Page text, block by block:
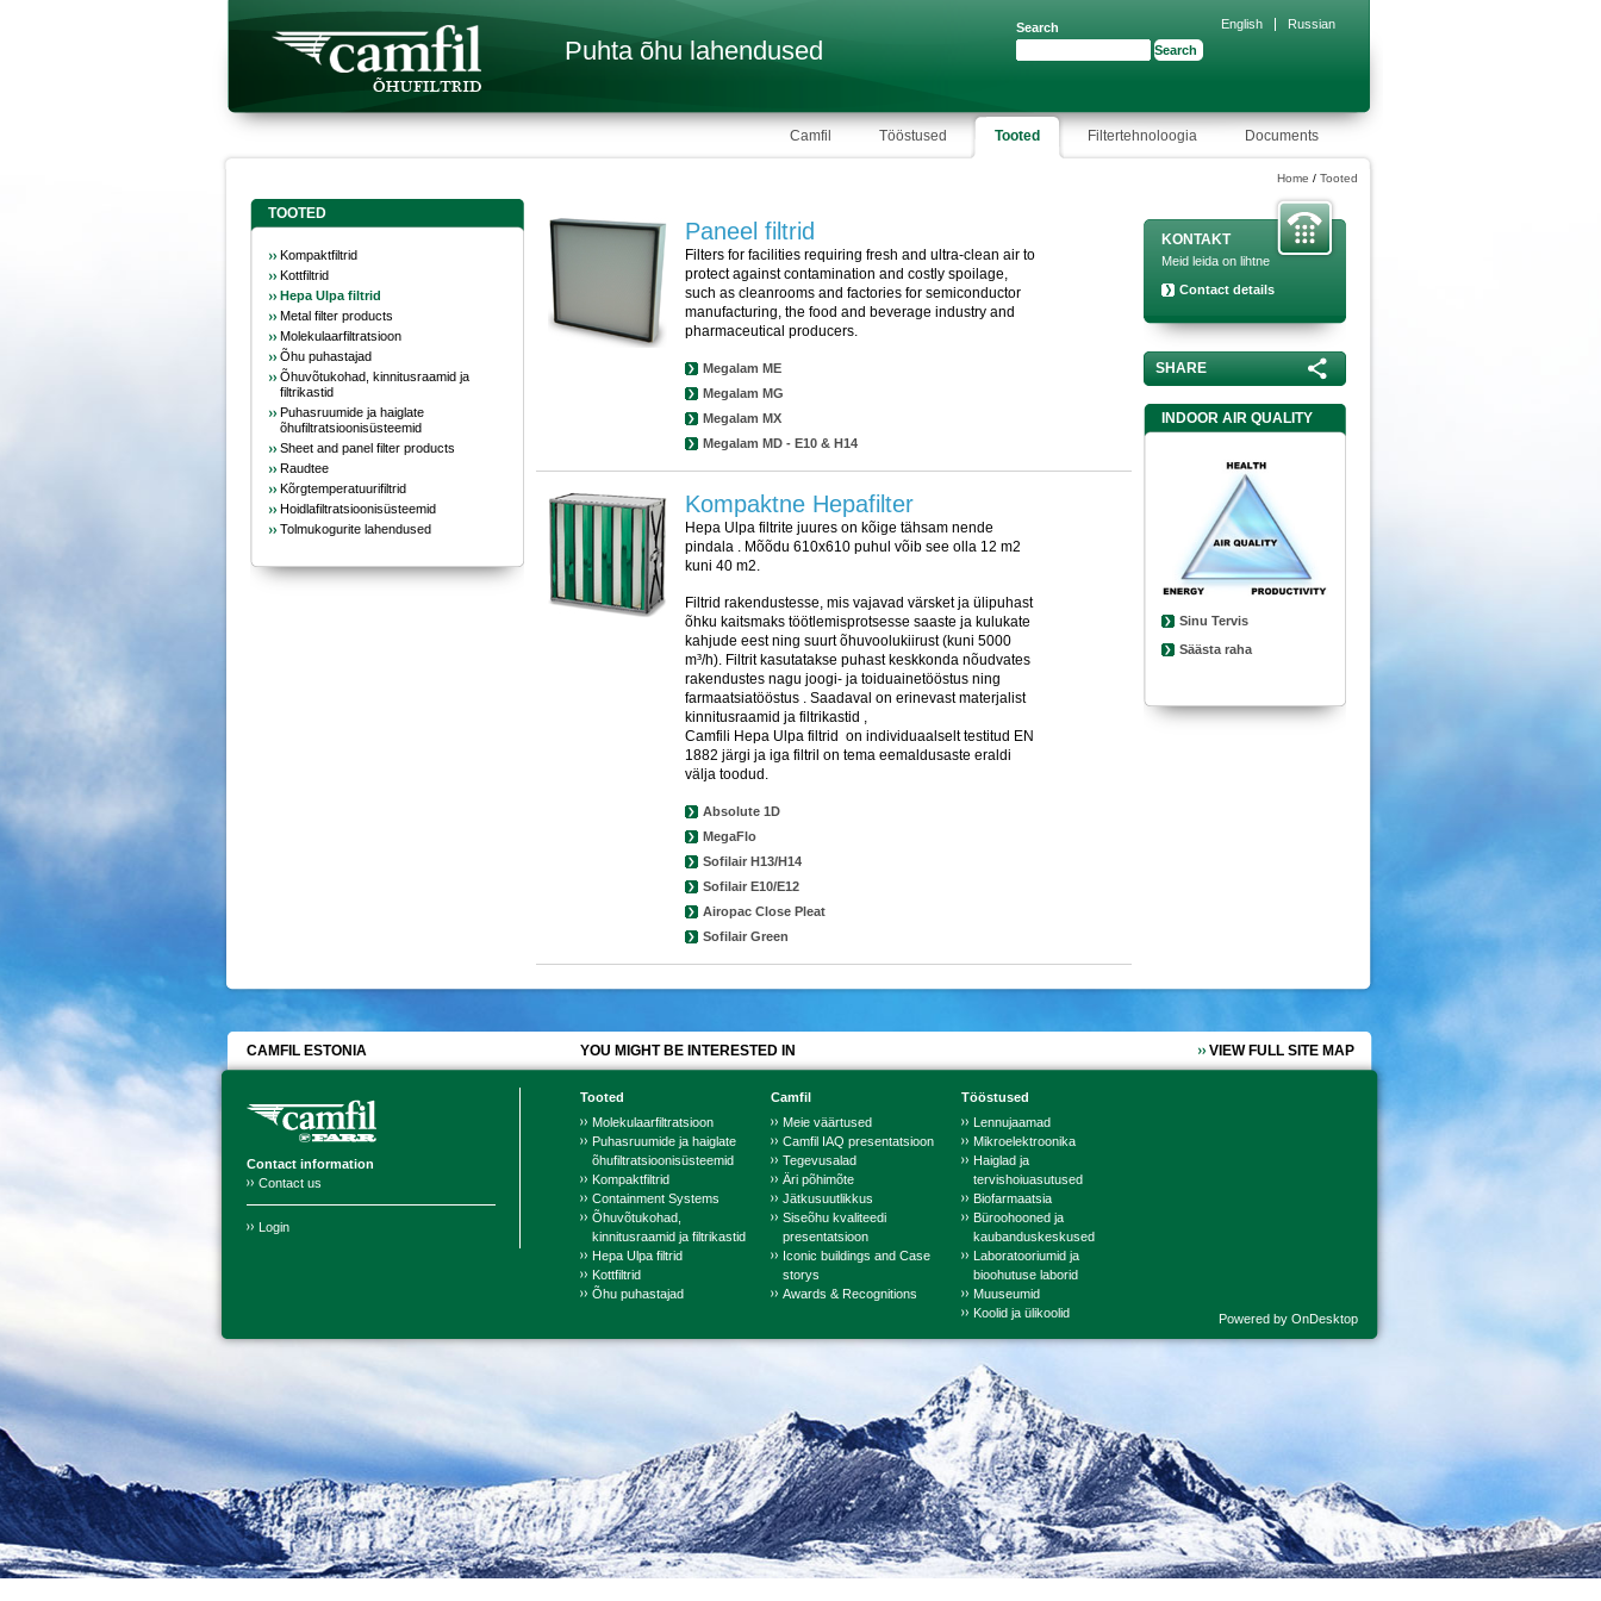
Puhta õhu lahendused
English Russian
Search
Search form
Camfil Tööstused Tooted Filtertehnoloogia Documents
Home / Tooted
TOOTED
Kompaktfiltrid
Kottfiltrid
Hepa Ulpa filtrid
Metal filter products
Molekulaarfiltratsioon
Õhu puhastajad
Õhuvõtukohad, kinnitusraamid ja
filtrikastid
Puhasruumide ja haiglate
õhufiltratsioonisüsteemid
Sheet and panel filter products
Raudtee
Kõrgtemperatuurifiltrid
Hoidlafiltratsioonisüsteemid
Tolmukogurite lahendused
Paneel filtrid
Filters for facilities requiring fresh and ultra-clean air to
protect against contamination and costly spoilage,
such as cleanrooms and factories for semiconductor
manufacturing, the food and beverage industry and
pharmaceutical producers.
Megalam ME
Megalam MG
Megalam MX
Megalam MD - E10 & H14
Kompaktne Hepafilter
Hepa Ulpa filtrite juures on kõige tähsam nende
pindala . Mõõdu 610x610 puhul võib see olla 12 m2
kuni 40 m2.
Filtrid rakendustesse, mis vajavad värsket ja ülipuhast
õhku kaitsmaks töötlemisprotsesse saaste ja kulukate
kahjude eest ning suurt õhuvoolukiirust (kuni 5000
m³/h). Filtrit kasutatakse puhast keskkonda nõudvates
rakendustes nagu joogi- ja toiduainetööstus ning
farmaatsiatööstus . Saadaval on erinevast materjalist
kinnitusraamid ja filtrikastid ,
Camfili Hepa Ulpa filtrid on individuaalselt testitud EN
1882 järgi ja iga filtril on tema eemaldusaste eraldi
välja toodud.
Absolute 1D
MegaFlo
Sofilair H13/H14
Sofilair E10/E12
Airopac Close Pleat
Sofilair Green
KONTAKT
Meid leida on lihtne
Contact details
SHARE
INDOOR AIR QUALITY
Sinu Tervis
Säästa raha
CAMFIL ESTONIA
Contact information
Contact us
Login
YOU MIGHT BE INTERESTED IN
Tooted
Molekulaarfiltratsioon
Puhasruumide ja haiglate
õhufiltratsioonisüsteemid
Kompaktfiltrid
Containment Systems
Õhuvõtukohad,
kinnitusraamid ja filtrikastid
Hepa Ulpa filtrid
Kottfiltrid
Õhu puhastajad
Camfil
Meie väärtused
Camfil IAQ presentatsioon
Tegevusalad
Äri põhimõte
Jätkusuutlikkus
Siseõhu kvaliteedi
presentatsioon
Iconic buildings and Case
storys
Awards & Recognitions
Tööstused
Lennujaamad
Mikroelektroonika
Haiglad ja
tervishoiuasutused
Biofarmaatsia
Büroohooned ja
kaubanduskeskused
Laboratooriumid ja
bioohutuse laborid
Muuseumid
Koolid ja ülikoolid
VIEW FULL SITE MAP
Powered by OnDesktop